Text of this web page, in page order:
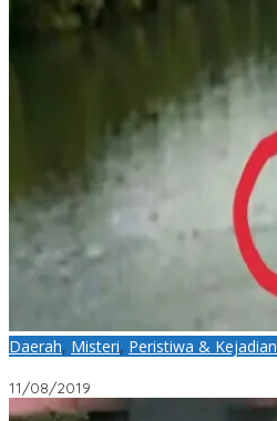
Daerah, Misteri, Peristiwa & Kejadian
11/08/2019